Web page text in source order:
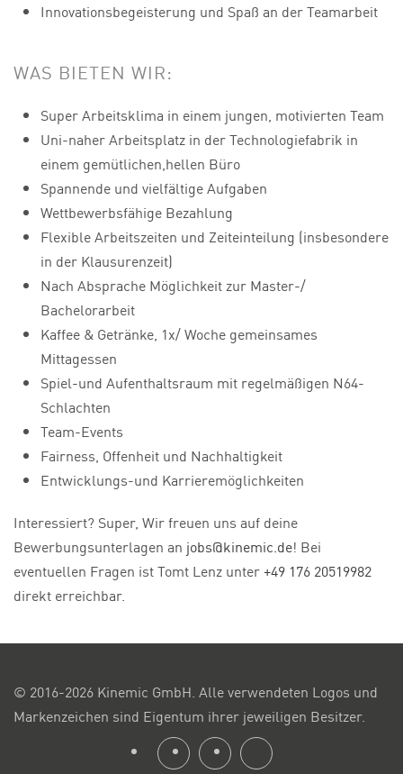
Innovationsbegeisterung und Spaß an der Teamarbeit
WAS BIETEN WIR:
Super Arbeitsklima in einem jungen, motivierten Team
Uni-naher Arbeitsplatz in der Technologiefabrik in
einem gemütlichen,hellen Büro
Spannende und vielfältige Aufgaben
Wettbewerbsfähige Bezahlung
Flexible Arbeitszeiten und Zeiteinteilung (insbesondere
in der Klausurenzeit)
Nach Absprache Möglichkeit zur Master-/
Bachelorarbeit
Kaffee & Getränke, 1x/ Woche gemeinsames
Mittagessen
Spiel-und Aufenthaltsraum mit regelmäßigen N64-
Schlachten
Team-Events
Fairness, Offenheit und Nachhaltigkeit
Entwicklungs-und Karrieremöglichkeiten
Interessiert? Super, Wir freuen uns auf deine
Bewerbungsunterlagen an jobs@kinemic.de! Bei
eventuellen Fragen ist Tomt Lenz unter+49 176 20519982
direkt erreichbar.
© 2016-2026 Kinemic GmbH. Alle verwendeten Logos und
Markenzeichen sind Eigentum ihrer jeweiligen Besitzer.